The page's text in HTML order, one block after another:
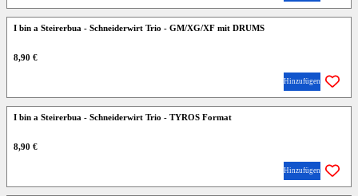
I bin a Steirerbua - Schneiderwirt Trio - GM/XG/XF mit DRUMS
8,90 €
Hinzufügen
I bin a Steirerbua - Schneiderwirt Trio - TYROS Format
8,90 €
Hinzufügen